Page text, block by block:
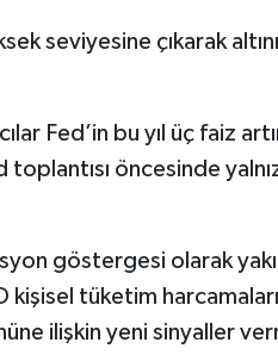
seviyesine çıkarak
Fed’in bu yıl üç faiz
öncesinde
göstergesi olarak
kişisel tüketim
ilişkin yeni sinyaller